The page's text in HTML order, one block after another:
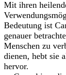
Mit ihren
Bedeutung ist
genauer
Menschen zu
dienen, hebt sie
hervor.